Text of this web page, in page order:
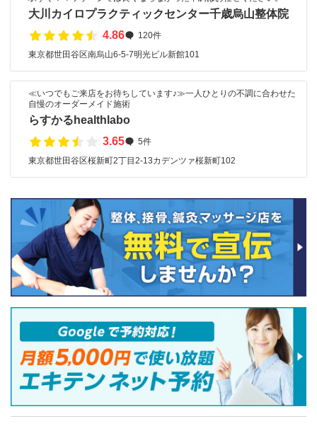
大川カイロプラクティックセンター千歳烏山整体院
4.86
120件
東京都世田谷区南烏山6-5-7明光ビル新館101
≪いつでもご来店をお待ちしています♪≫一人ひとりの不調に合わせた
自慢のオーダーメイド施術
らすかるhealthlabo
3.65
5件
東京都世田谷区桜新町2丁目2-13カデンツァ桜新町102